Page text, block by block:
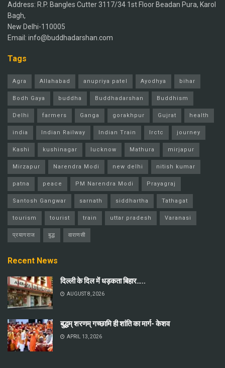
Address: R.P. Bangles Cutter 3117/34 1st Floor Beadan Pura, Karol
Bagh,
New Delhi-110005
Email: info@buddhadarshan.com
Tags
Agra Allahabad anupriya patel Ayodhya bihar
Bodh Gaya buddha Buddhadarshan Buddhism
Delhi farmers Ganga gorakhpur Gujrat health
india Indian Railway Indian Train Irctc journey
Kashi kushinagar lucknow Mathura mirjapur
Mirzapur Narendra Modi new delhi nitish kumar
patna peace PM Narendra Modi Prayagraj
Santosh Gangwar sarnath siddhartha Tathagat
tourism tourist train uttar pradesh Varanasi
प्रयागराज बुद्ध वाराणसी
Recent News
दिल्ली के दिल में धड़कता बिहार…..
AUGUST 8, 2026
बुद्धम् शरणम् गच्छामि ही शांति का मार्ग- केशव
APRIL 13, 2026